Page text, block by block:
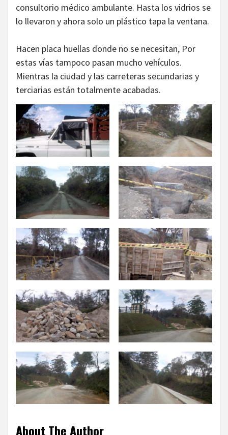
consultorio médico ambulante. Hasta los vidrios se
lo llevaron y ahora solo un plástico tapa la ventana.
Hacen placa huellas donde no se necesitan, Por
estas vías tampoco pasan mucho vehículos.
Mientras la ciudad y las carreteras secundarias y
terciarias están totalmente acabadas.
About The Author